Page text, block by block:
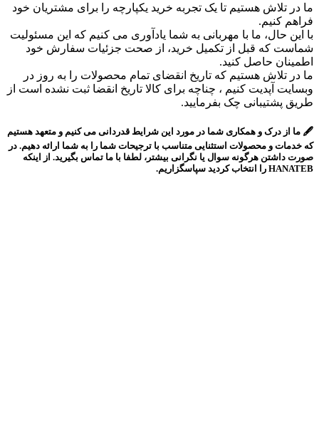
ما در تلاش هستیم تا یک تجربه خرید یکپارچه را برای مشتریان خود
فراهم کنیم.
با این حال، ما با مهربانی به شما یادآوری می کنیم که این مسئولیت
شماست که قبل از تکمیل خرید، از صحت جزئیات سفارش خود
اطمینان حاصل کنید.
ما در تلاش هستیم که تاریخ انقضای تمام محصولات را به روز در
وبسایت آپدیت کنیم ، چناچه برای کالا تاریخ انقضا ثبت نشده است از
طریق پشتیبانی چک بفرمایید.
🖋 ما از درک و همکاری شما در مورد این شرایط قدردانی می کنیم و متعهد هستیم
که خدمات و محصولات استثنایی متناسب با ترجیحات شما را به شما ارائه دهیم. در
صورت داشتن هرگونه سوال یا نگرانی بیشتر، لطفا با ما تماس بگیرید. از اینکه
HANATEB را انتخاب کردید سپاسگزاریم.